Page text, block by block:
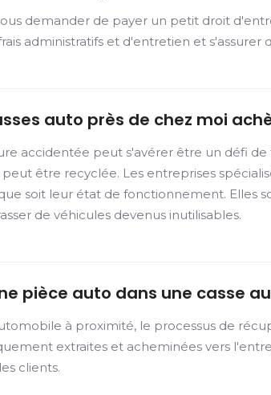
demander de payer un petit droit
administratifs et d'entretien et
auto près de chez moi
accidentée peut s'avérer être un défi
peut être recyclée. Les entreprises
soit leur état de fonctionnement. Elles
de véhicules devenus inutilisables.
pièce auto dans une casse
à proximité, le processus de
extraites et acheminées vers
clients.